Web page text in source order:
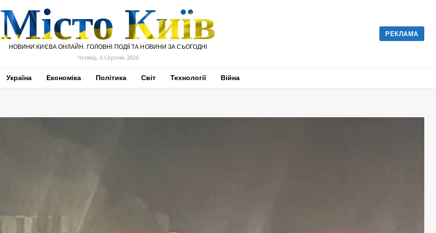
Місто Київ
НОВИНИ КИЄВА ОНЛАЙН. ГОЛОВНІ ПОДІЇ ТА НОВИНИ ЗА СЬОГОДНІ
Четвер, 6 Серпня, 2026
РЕКЛАМА
Україна Економіка Політика Світ Технології Війна